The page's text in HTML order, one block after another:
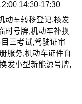
14:30-17:30
动车转移登记,核发
时号牌,机动车补换
三考试,驾驶证审
服务,机动车证件自
发小型新能源号牌,